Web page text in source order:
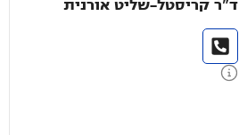
ד"ר קריסטל-שליט אורנית